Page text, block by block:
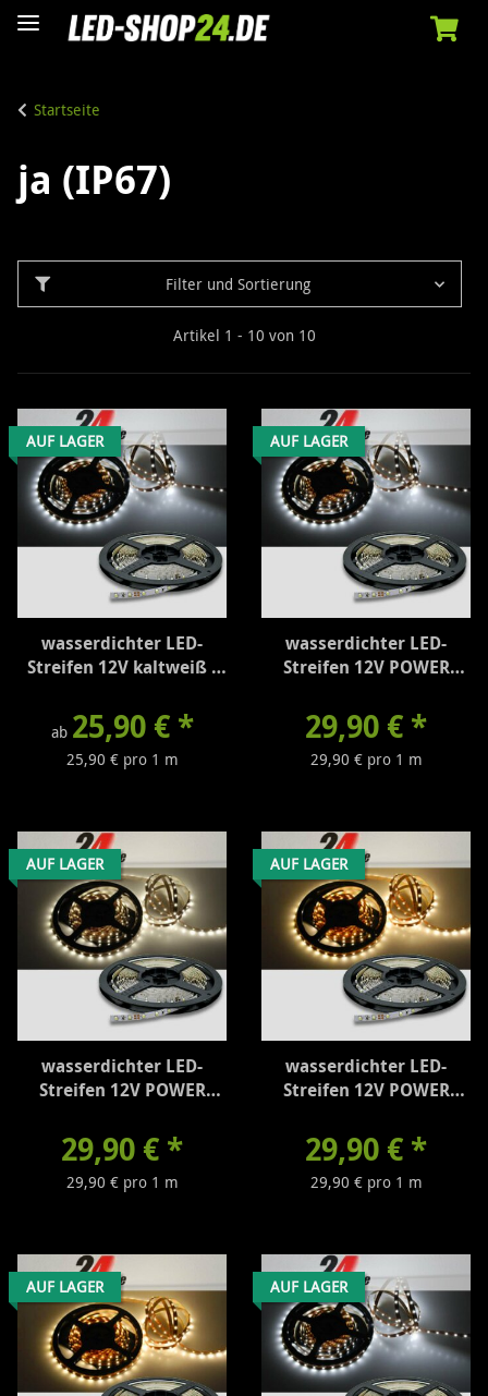
Startseite
ja (IP67)
Filter und Sortierung
Artikel 1 - 10 von 10
AUF LAGER
wasserdichter LED-
Streifen 12V kaltweiß -
ab 25,90 € *
25,90 € pro 1 m
AUF LAGER
wasserdichter LED-
Streifen 12V POWER
Lumen/m
29,90 € *
29,90 € pro 1 m
AUF LAGER
wasserdichter LED-
Streifen 12V POWER
Lumen/m
29,90 € *
29,90 € pro 1 m
AUF LAGER
wasserdichter LED-
Streifen 12V POWER
Lumen/m
29,90 € *
29,90 € pro 1 m
AUF LAGER AUF LAGER